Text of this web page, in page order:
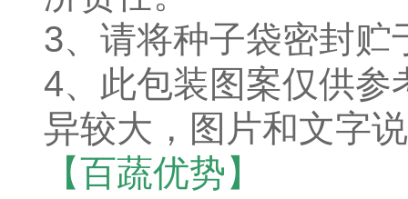
3、请将种子袋密封贮
4、此包装图案仅供
异较大，图片和文字
【百蔬优势】